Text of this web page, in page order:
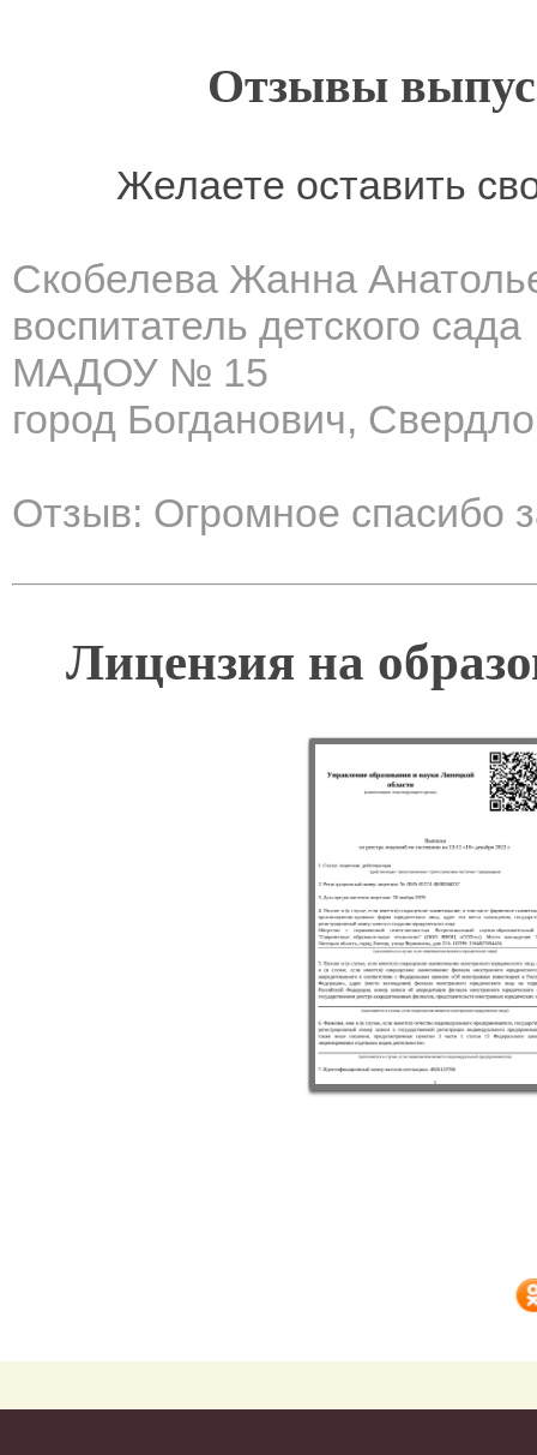
Отзывы
Желаете оставить
Скобелева Жанна
воспитатель детского сада
МАДОУ № 15
город Богданович,
Отзыв: Огромное спасибо
Лицензия на